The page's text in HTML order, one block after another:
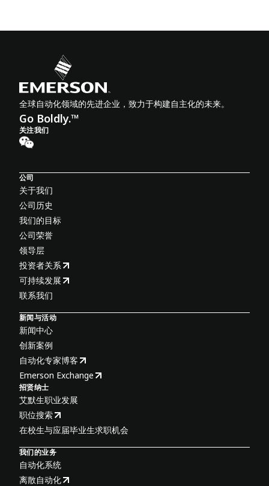
全球自动化领域的先进企业，致力于构建自主化的未来。
Go Boldly.™
关注我们
公司
关于我们
公司历史
我们的目标
公司荣誉
领导层
投资者关系
可持续发展
联系我们
新闻与活动
新闻中心
创新案例
自动化专家博客
Emerson Exchange
招贤纳士
艾默生职业发展
职位搜索
在校生与应届毕业生求职机会
我们的业务
自动化系统
离散自动化